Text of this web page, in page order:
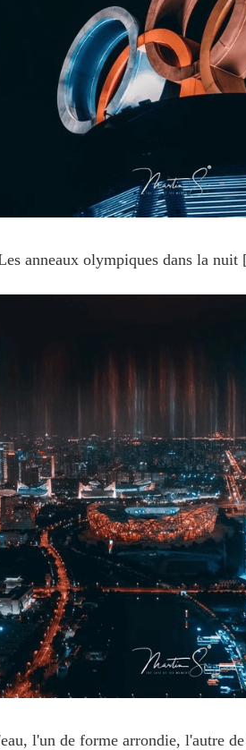
anneaux olympiques dans la
l'un de forme arrondie, l'autre